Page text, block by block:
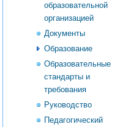
образовательной
организацией
Документы
Образование
Образовательные
стандарты и
требования
Руководство
Педагогический